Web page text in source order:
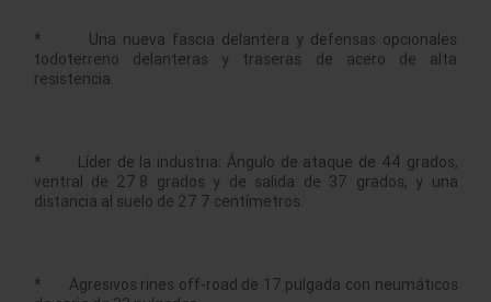
* Una nueva fascia delantera y defensas opcionales
todoterreno delanteras y traseras de acero de alta
resistencia.
* Líder de la industria: Ángulo de ataque de 44 grados,
ventral de 27.8 grados y de salida de 37 grados, y una
distancia al suelo de 27.7 centímetros.
* Agresivos rines off-road de 17 pulgada con neumáticos